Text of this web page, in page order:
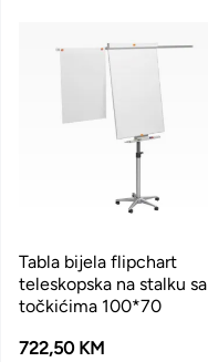
Tabla bijela flipchart
teleskopska na stalku sa
točkićima 100*70
722,50 KM